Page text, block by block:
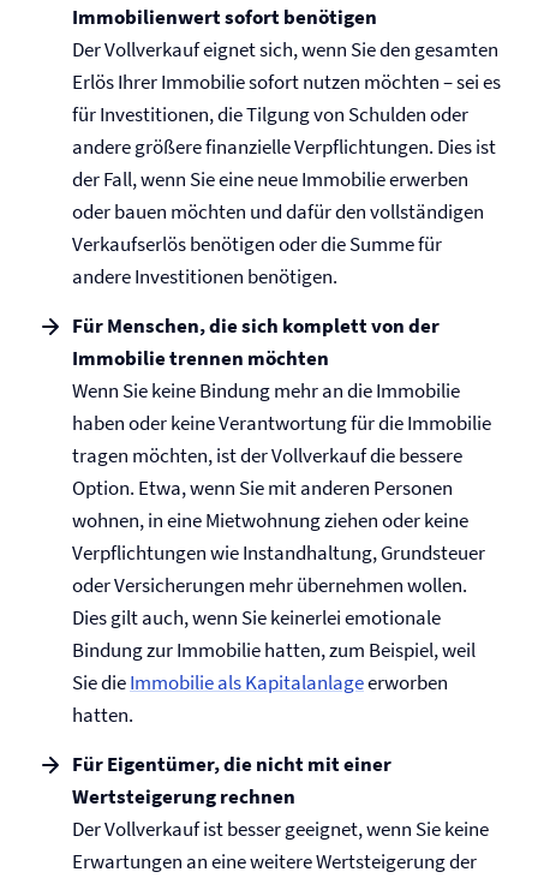
Immobilienwert sofort benötigen
Der Vollverkauf eignet sich, wenn Sie den gesamten
Erlös Ihrer Immobilie sofort nutzen möchten – sei es
für Investitionen, die Tilgung von Schulden oder
andere größere finanzielle Verpflichtungen. Dies ist
der Fall, wenn Sie eine neue Immobilie erwerben
oder bauen möchten und dafür den vollständigen
Verkaufserlös benötigen oder die Summe für
andere Investitionen benötigen.
Für Menschen, die sich komplett von der
Immobilie trennen möchten
Wenn Sie keine Bindung mehr an die Immobilie
haben oder keine Verantwortung für die Immobilie
tragen möchten, ist der Vollverkauf die bessere
Option. Etwa, wenn Sie mit anderen Personen
wohnen, in eine Mietwohnung ziehen oder keine
Verpflichtungen wie Instandhaltung, Grundsteuer
oder Versicherungen mehr übernehmen wollen.
Dies gilt auch, wenn Sie keinerlei emotionale
Bindung zur Immobilie hatten, zum Beispiel, weil
Sie dieImmobilie als Kapitalanlageerworben
hatten.
Für Eigentümer, die nicht mit einer
Wertsteigerung rechnen
Der Vollverkauf ist besser geeignet, wenn Sie keine
Erwartungen an eine weitere Wertsteigerung der